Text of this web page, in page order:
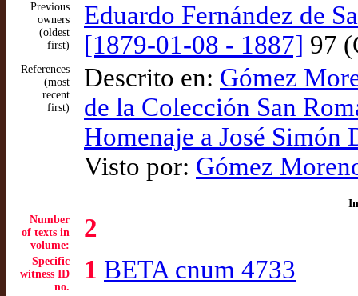
Previous
owners
(oldest
first)
Eduardo Fernández de
[1879-01-08 - 1887] 97
References
(most
recent
first)
Descrito en: Gómez
de la Colección San
Homenaje a José Simón
Visto por: Gómez
Number
of texts in
volume:
2
Specific
witness ID
no.
1 BETA cnum 4733